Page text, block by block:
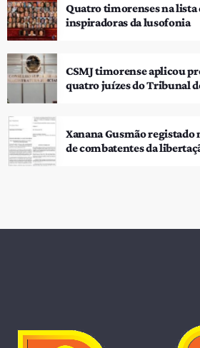
Quatro timorenses na
inspiradoras da lusofonia
CSMJ timorense aplicou
quatro juízes do Tribunal
Xanana Gusmão registado
de combatentes da